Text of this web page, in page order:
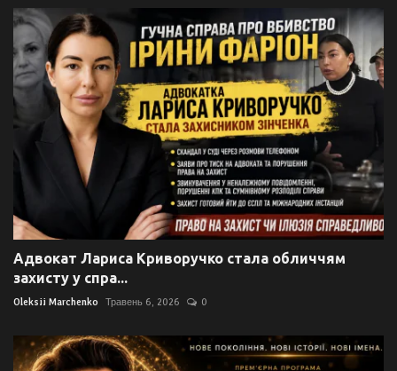
Адвокат Лариса Криворучко стала обличчям
захисту у спра...
Oleksii Marchenko Травень 6, 2026 0